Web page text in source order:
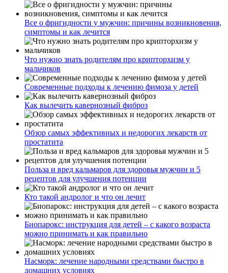
Все о фригидности у мужчин: причины возникновения,
симптомы и как лечится
Что нужно знать родителям про крипторхизм у
мальчиков
Современные подходы к лечению фимоза у детей
Как вылечить кавернозный фиброз
Обзор самых эффективных и недорогих лекарств от
простатита
Польза и вред кальмаров для здоровья мужчин и 5
рецептов для улучшения потенции
Кто такой андролог и что он лечит
Биопарокс: инструкция для детей – с какого возраста
можно принимать и как правильно
Насморк: лечение народными средствами быстро в
домашних условиях